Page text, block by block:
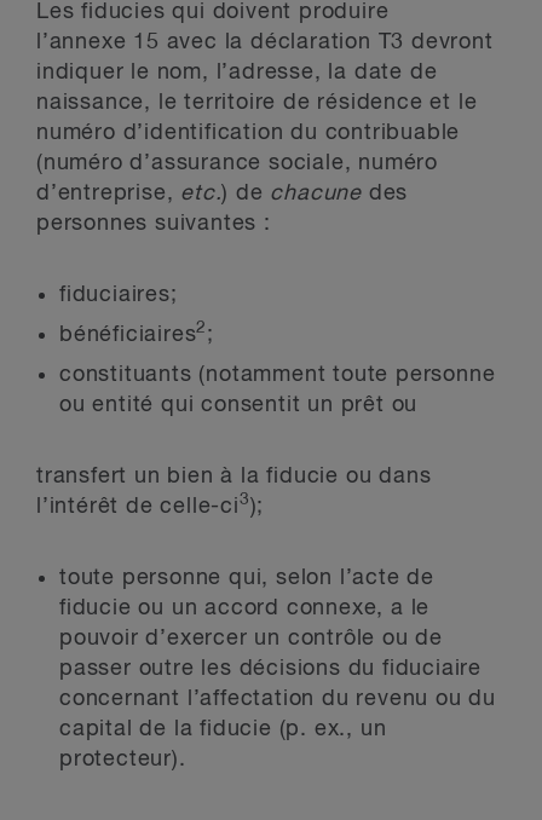
Les fiducies qui doivent produire
l’annexe 15 avec la déclaration T3 devront
indiquer le nom, l’adresse, la date de
naissance, le territoire de résidence et le
numéro d’identification du contribuable
(numéro d’assurance sociale, numéro
d’entreprise, etc.) de chacune des
personnes suivantes :
fiduciaires;
bénéficiaires2 ;
constituants (notamment toute personne
ou entité qui consentit un prêt ou
transfert un bien à la fiducie ou dans
l’intérêt de celle-ci3);
toute personne qui, selon l’acte de
fiducie ou un accord connexe, a le
pouvoir d’exercer un contrôle ou de
passer outre les décisions du fiduciaire
concernant l’affectation du revenu ou du
capital de la fiducie (p. ex., un
protecteur).